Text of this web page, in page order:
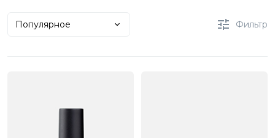
Популярное Фильтр